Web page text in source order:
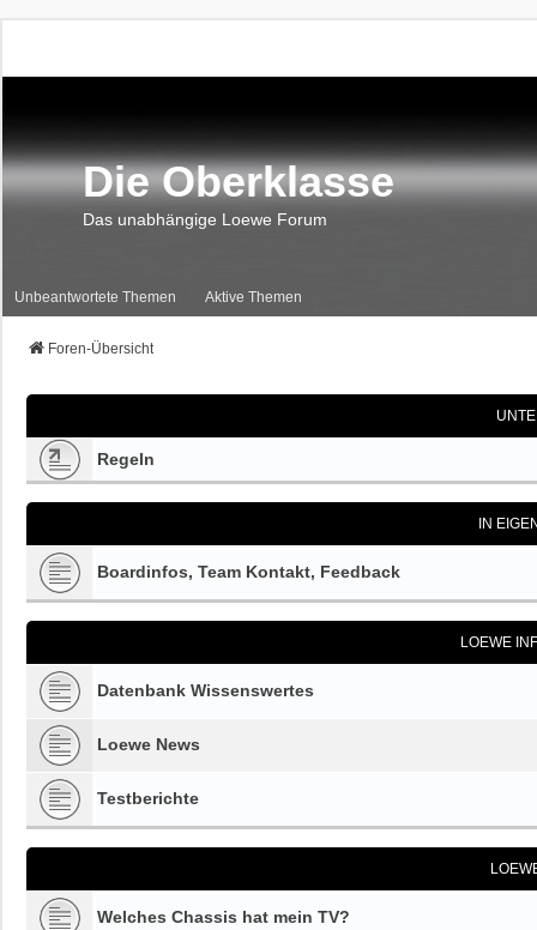
Die Oberklasse
Das unabhängige Loewe Forum
Unbeantwortete Themen Aktive Themen
Foren-Übersicht
Regeln
IN
Boardinfos, Team Kontakt, Feedback
LOEWE
Datenbank Wissenswertes
Loewe News
Testberichte
Welches Chassis hat mein TV?